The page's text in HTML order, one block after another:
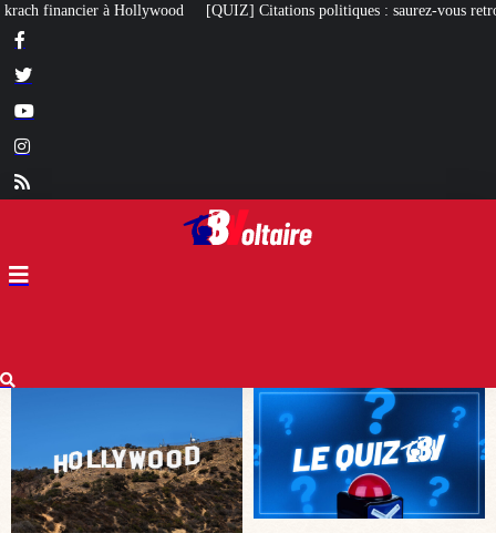
Citations politiques : saurez-vous retrouver qui a dit quoi ? À 97 ans, le